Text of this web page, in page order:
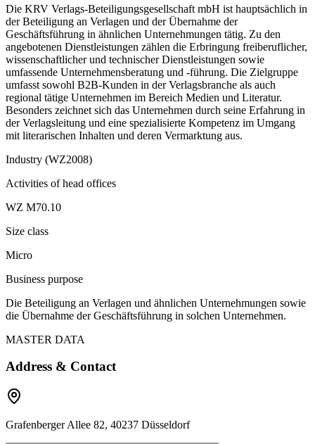
Die KRV Verlags-Beteiligungsgesellschaft mbH ist hauptsächlich in
der Beteiligung an Verlagen und der Übernahme der
Geschäftsführung in ähnlichen Unternehmungen tätig. Zu den
angebotenen Dienstleistungen zählen die Erbringung freiberuflicher,
wissenschaftlicher und technischer Dienstleistungen sowie
umfassende Unternehmensberatung und -führung. Die Zielgruppe
umfasst sowohl B2B-Kunden in der Verlagsbranche als auch
regional tätige Unternehmen im Bereich Medien und Literatur.
Besonders zeichnet sich das Unternehmen durch seine Erfahrung in
der Verlagsleitung und eine spezialisierte Kompetenz im Umgang
mit literarischen Inhalten und deren Vermarktung aus.
Industry (WZ2008)
Activities of head offices
WZ M70.10
Size class
Micro
Business purpose
Die Beteiligung an Verlagen und ähnlichen Unternehmungen sowie
die Übernahme der Geschäftsführung in solchen Unternehmen.
MASTER DATA
Address & Contact
Grafenberger Allee 82, 40237 Düsseldorf